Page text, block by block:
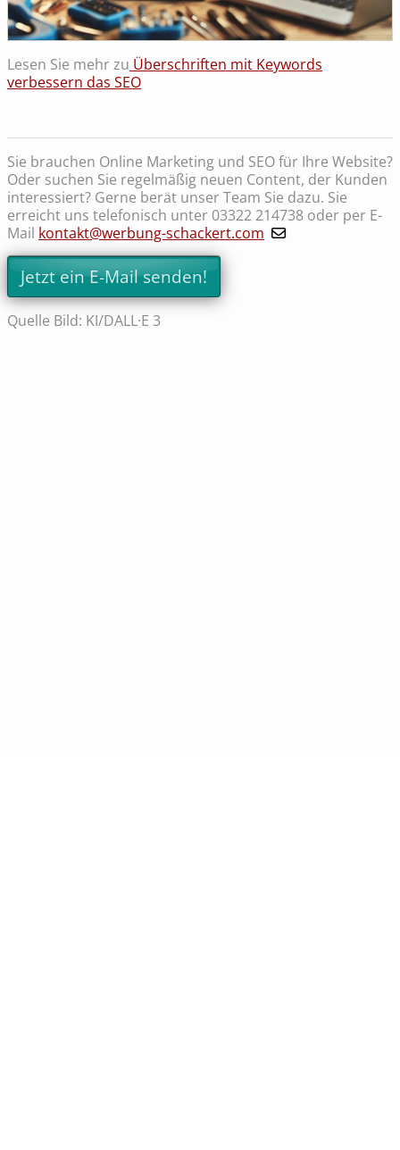
Lesen Sie mehr zu Überschriften mit Keywords
verbessern das SEO
Sie brauchen Online Marketing und SEO für Ihre Website?
Oder suchen Sie regelmäßig neuen Content, der Kunden
interessiert? Gerne berät unser Team Sie dazu. Sie
erreicht uns telefonisch unter 03322 214738 oder per E-
Mail kontakt@werbung-schackert.com
Jetzt ein E-Mail senden!
Quelle Bild: KI/DALL·E 3